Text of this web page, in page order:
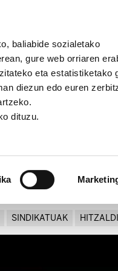
baliabide sozialetako
gure web orriaren
eta estatistiketako
diezun edo euren
dituzu.
burujabetza behetik
SINDIKATUAK